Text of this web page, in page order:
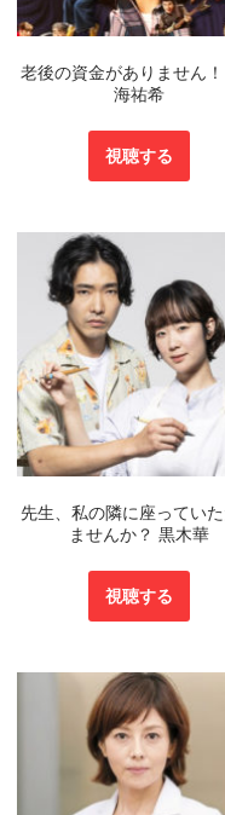
老後の資金がありません
海祐希
視聴する
先生、私の隣に座ってい
ませんか？ 黒木華
視聴する